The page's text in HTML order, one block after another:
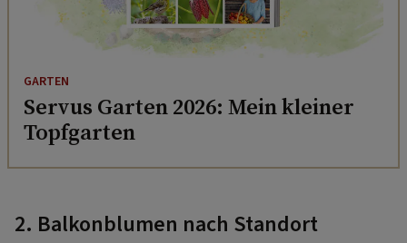
GARTEN
Servus Garten 2026: Mein kleiner
Topfgarten
2. Balkonblumen nach Standort